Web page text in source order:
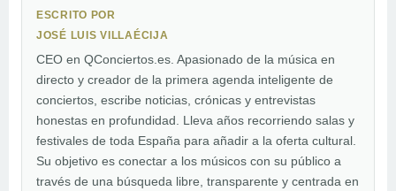
ESCRITO POR
JOSÉ LUIS VILLAÉCIJA
CEO en QConciertos.es. Apasionado de la música en
directo y creador de la primera agenda inteligente de
conciertos, escribe noticias, crónicas y entrevistas
honestas en profundidad. Lleva años recorriendo salas y
festivales de toda España para añadir a la oferta cultural.
Su objetivo es conectar a los músicos con su público a
través de una búsqueda libre, transparente y centrada en